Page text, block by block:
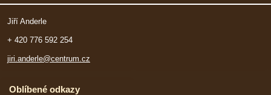
Jiří Anderle
+ 420 776 592 254
jiri.anderle@centrum.cz
Oblíbené odkazy